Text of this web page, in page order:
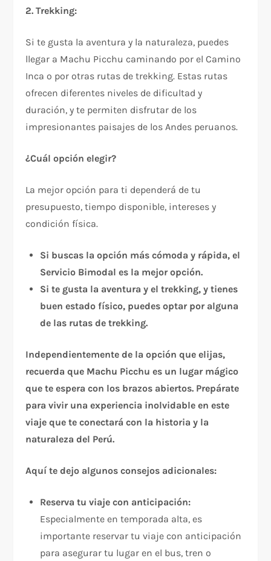
2. Trekking:
Si te gusta la aventura y la naturaleza, puedes
llegar a Machu Picchu caminando por el Camino
Inca o por otras rutas de trekking. Estas rutas
ofrecen diferentes niveles de dificultad y
duración, y te permiten disfrutar de los
impresionantes paisajes de los Andes peruanos.
¿Cuál opción elegir?
La mejor opción para ti dependerá de tu
presupuesto, tiempo disponible, intereses y
condición física.
Si buscas la opción más cómoda y rápida, el
Servicio Bimodal es la mejor opción.
Si te gusta la aventura y el trekking, y tienes
buen estado físico, puedes optar por alguna
de las rutas de trekking.
Independientemente de la opción que elijas,
recuerda que Machu Picchu es un lugar mágico
que te espera con los brazos abiertos. Prepárate
para vivir una experiencia inolvidable en este
viaje que te conectará con la historia y la
naturaleza del Perú.
Aquí te dejo algunos consejos adicionales:
Reserva tu viaje con anticipación:
Especialmente en temporada alta, es
importante reservar tu viaje con anticipación
para asegurar tu lugar en el bus, tren o